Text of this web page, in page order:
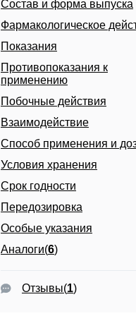
Состав и форма выпуска
Фармакологическое
Показания
Противопоказания к
применению
Побочные действия
Взаимодействие
Способ применения и
Условия хранения
Срок годности
Передозировка
Особые указания
Аналоги(6)
Отзывы(1)